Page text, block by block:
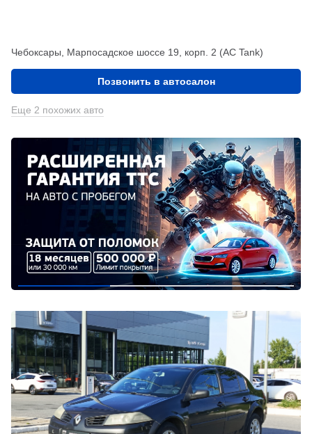
Чебоксары, Марпосадское шоссе 19, корп. 2 (АС Tank)
Позвонить в автосалон
Еще 2 похожих авто